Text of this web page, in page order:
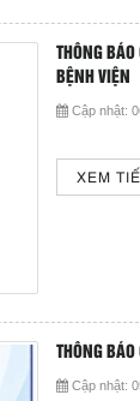
THÔNG
BỆNH VIỆN
Cập nhật:
XEM
THÔNG
Cập nhật: